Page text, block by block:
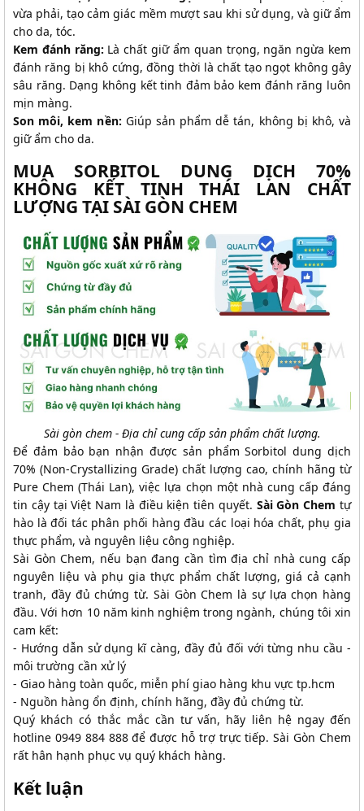
vừa phải, tạo cảm giác mềm mượt sau khi sử dụng, và giữ ẩm
cho da, tóc.
Kem đánh răng: Là chất giữ ẩm quan trọng, ngăn ngừa kem
đánh răng bị khô cứng, đồng thời là chất tạo ngọt không gây
sâu răng. Dạng không kết tinh đảm bảo kem đánh răng luôn
mịn màng.
Son môi, kem nền: Giúp sản phẩm dễ tán, không bị khô, và
giữ ẩm cho da.
MUA SORBITOL DUNG DỊCH 70%
KHÔNG KẾT TINH THÁI LAN CHẤT
LƯỢNG TẠI SÀI GÒN CHEM
Sài gòn chem - Địa chỉ cung cấp sản phẩm chất lượng.
Để đảm bảo bạn nhận được sản phẩm Sorbitol dung dịch
70% (Non-Crystallizing Grade) chất lượng cao, chính hãng từ
Pure Chem (Thái Lan), việc lựa chọn một nhà cung cấp đáng
tin cậy tại Việt Nam là điều kiện tiên quyết. Sài Gòn Chem tự
hào là đối tác phân phối hàng đầu các loại hóa chất, phụ gia
thực phẩm, và nguyên liệu công nghiệp.
Sài Gòn Chem, nếu bạn đang cần tìm địa chỉ nhà cung cấp
nguyên liệu và phụ gia thực phẩm chất lượng, giá cả cạnh
tranh, đầy đủ chứng từ. Sài Gòn Chem là sự lựa chọn hàng
đầu. Với hơn 10 năm kinh nghiệm trong ngành, chúng tôi xin
cam kết:
- Hướng dẫn sử dụng kĩ càng, đầy đủ đối với từng nhu cầu -
môi trường cần xử lý
- Giao hàng toàn quốc, miễn phí giao hàng khu vực tp.hcm
- Nguồn hàng ổn định, chính hãng, đầy đủ chứng từ.
Quý khách có thắc mắc cần tư vấn, hãy liên hệ ngay đến
hotline 0949 884 888 để được hỗ trợ trực tiếp. Sài Gòn Chem
rất hân hạnh phục vụ quý khách hàng.
Kết luận